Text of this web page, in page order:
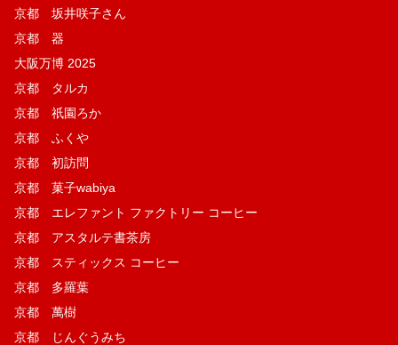
京都 坂井咲子さん
京都 器
大阪万博 2025
京都 タルカ
京都 祇園ろか
京都 ふくや
京都 初訪問
京都 菓子wabiya
京都 エレファント ファクトリー コーヒー
京都 アスタルテ書茶房
京都 スティックス コーヒー
京都 多羅葉
京都 萬樹
京都 じんぐうみち